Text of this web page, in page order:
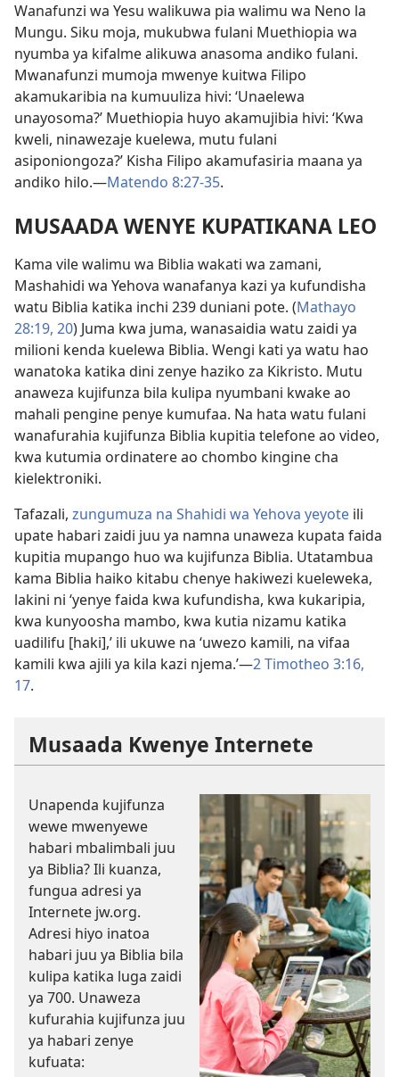
Wanafunzi wa Yesu walikuwa pia walimu wa Neno la
Mungu. Siku moja, mukubwa fulani Muethiopia wa
nyumba ya kifalme alikuwa anasoma andiko fulani.
Mwanafunzi mumoja mwenye kuitwa Filipo
akamukaribia na kumuuliza hivi: ‘Unaelewa
unayosoma?’ Muethiopia huyo akamujibia hivi: ‘Kwa
kweli, ninawezaje kuelewa, mutu fulani
asiponiongoza?’ Kisha Filipo akamufasiria maana ya
andiko hilo.—Matendo 8:27-35.
MUSAADA WENYE KUPATIKANA LEO
Kama vile walimu wa Biblia wakati wa zamani,
Mashahidi wa Yehova wanafanya kazi ya kufundisha
watu Biblia katika inchi 239 duniani pote. (Mathayo
28:19, 20) Juma kwa juma, wanasaidia watu zaidi ya
milioni kenda kuelewa Biblia. Wengi kati ya watu hao
wanatoka katika dini zenye haziko za Kikristo. Mutu
anaweza kujifunza bila kulipa nyumbani kwake ao
mahali pengine penye kumufaa. Na hata watu fulani
wanafurahia kujifunza Biblia kupitia telefone ao video,
kwa kutumia ordinatere ao chombo kingine cha
kielektroniki.
Tafazali, zungumuza na Shahidi wa Yehova yeyote ili
upate habari zaidi juu ya namna unaweza kupata faida
kupitia mupango huo wa kujifunza Biblia. Utatambua
kama Biblia haiko kitabu chenye hakiwezi kueleweka,
lakini ni ‘yenye faida kwa kufundisha, kwa kukaripia,
kwa kunyoosha mambo, kwa kutia nizamu katika
uadilifu [haki],’ ili ukuwe na ‘uwezo kamili, na vifaa
kamili kwa ajili ya kila kazi njema.’—2 Timotheo 3:16,
17.
Musaada Kwenye Internete
Unapenda kujifunza
wewe mwenyewe
habari mbalimbali juu
ya Biblia? Ili kuanza,
fungua adresi ya
Internete jw.org.
Adresi hiyo inatoa
habari juu ya Biblia bila
kulipa katika luga zaidi
ya 700. Unaweza
kufurahia kujifunza juu
ya habari zenye
kufuata: